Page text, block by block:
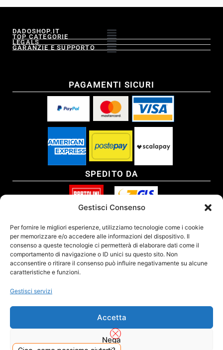
Gestisci Consenso
Per fornire le migliori esperienze, utilizziamo tecnologie come i cookie
per memorizzare e/o accedere alle informazioni del dispositivo. Il
consenso a queste tecnologie ci permetterà di elaborare dati come il
comportamento di navigazione o ID unici su questo sito. Non
acconsentire o ritirare il consenso può influire negativamente su alcune
caratteristiche e funzioni.
Gestisci servizi
Accetta
Nega
DADOSHOP.IT
TOP CATEGORIE
LEGALS
GARANZIE E SUPPORTO
PAGAMENTI SICURI
SPEDITO DA